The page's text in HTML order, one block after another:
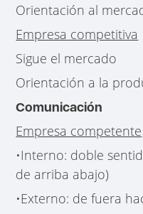
Orientación al
Empresa competitiva
Sigue el mercado
Orientación a la
Comunicación
Empresa competente
•Interno: doble
de arriba abajo)
•Externo: de fuera